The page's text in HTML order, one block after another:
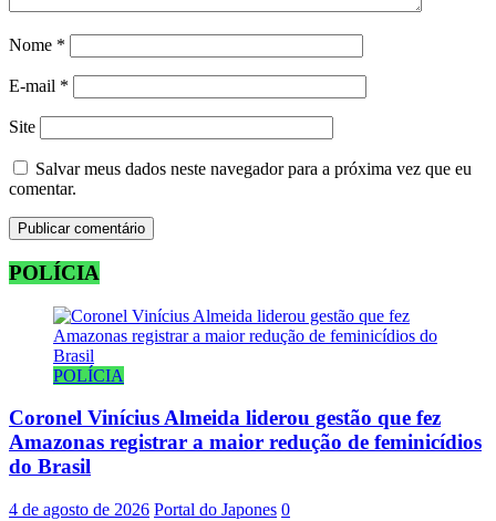
Nome *
E-mail *
Site
Salvar meus dados neste navegador para a próxima vez que eu
comentar.
POLÍCIA
POLÍCIA
Coronel Vinícius Almeida liderou gestão que fez
Amazonas registrar a maior redução de feminicídios
do Brasil
4 de agosto de 2026 Portal do Japones 0